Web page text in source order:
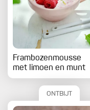
Frambozenmousse
met limoen en munt
ONTBIJT